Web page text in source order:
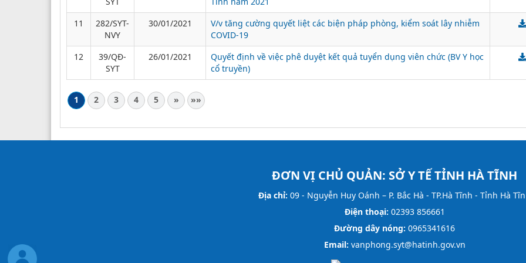
11
282/SYT-
NVY
30/01/2021
V/v tăng cường quyết liệt các biện pháp phòng, kiểm soát lây nhiễm
COVID-19
12
39/QĐ-
SYT
26/01/2021
Quyết định về việc phê duyệt kết quả tuyển dụng viên chức (BV Y học
cổ truyền)
1 2 3 4 5 » »»
ĐƠN VỊ CHỦ QUẢN: SỞ Y TẾ TỈNH HÀ TĨNH
Địa chỉ: 09 - Nguyễn Huy Oánh – P. Bắc Hà - TP.Hà Tĩnh - Tỉnh Hà
Điện thoại: 02393 856661
Đường dây nóng: 0965341616
Email: vanphong.syt@hatinh.gov.vn